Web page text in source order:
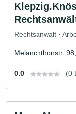
Rechtsanwalt ·
Melanchthonstr.
0.0 (0